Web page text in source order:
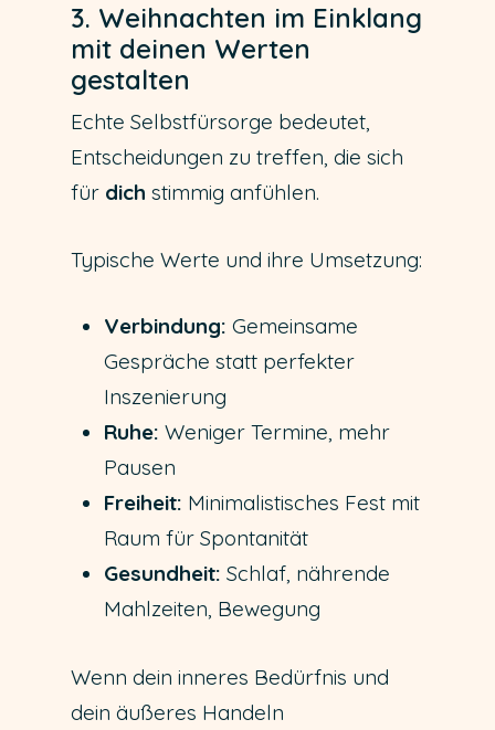
3. Weihnachten im Einklang
mit deinen Werten
gestalten
Echte Selbstfürsorge bedeutet,
Entscheidungen zu treffen, die sich
für dich stimmig anfühlen.
Typische Werte und ihre Umsetzung:
Verbindung: Gemeinsame
Gespräche statt perfekter
Inszenierung
Ruhe: Weniger Termine, mehr
Pausen
Freiheit: Minimalistisches Fest mit
Raum für Spontanität
Gesundheit: Schlaf, nährende
Mahlzeiten, Bewegung
Wenn dein inneres Bedürfnis und
dein äußeres Handeln